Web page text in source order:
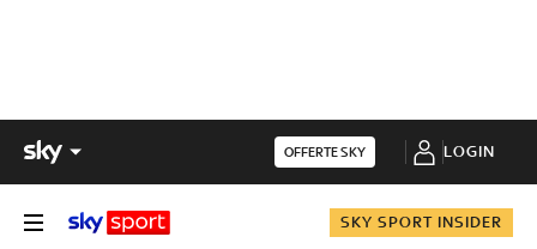
OFFERTE SKY LOGIN
SKY SPORT INSIDER